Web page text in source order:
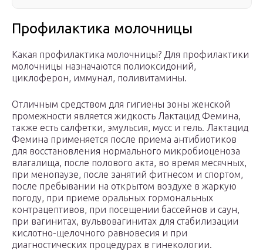
Профилактика молочницы
Какая профилактика молочницы? Для профилактики
молочницы назначаются полиоксидоний,
циклоферон, иммунал, поливитамины.
Отличным средством для гигиены зоны женской
промежности является жидкость Лактацид Фемина,
также есть салфетки, эмульсия, мусс и гель. Лактацид
Фемина применяется после приема антибиотиков
для восстановления нормального микробиоценоза
влагалища, после полового акта, во время месячных,
при менопаузе, после занятий фитнесом и спортом,
после пребывании на открытом воздухе в жаркую
погоду, при приеме оральных гормональных
контрацептивов, при посещении бассейнов и саун,
при вагинитах, вульвовагинитах для стабилизации
кислотно-щелочного равновесия и при
диагностических процедурах в гинекологии.